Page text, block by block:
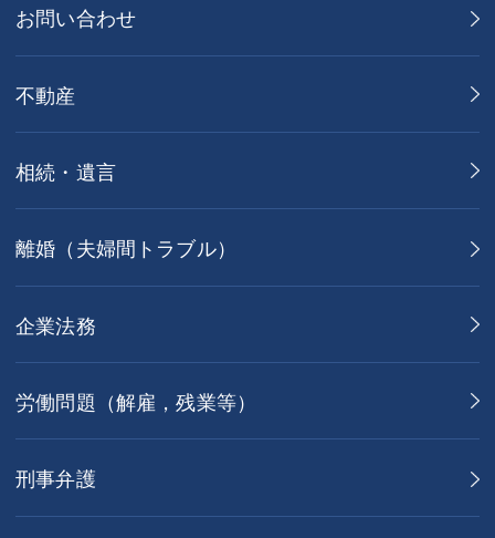
お問い合わせ
不動産
相続・遺言
離婚（夫婦間トラブル）
企業法務
労働問題（解雇，残業等）
刑事弁護